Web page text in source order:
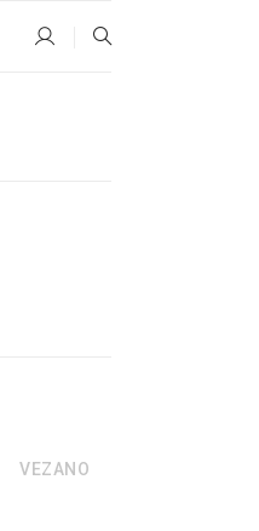
VEZANO